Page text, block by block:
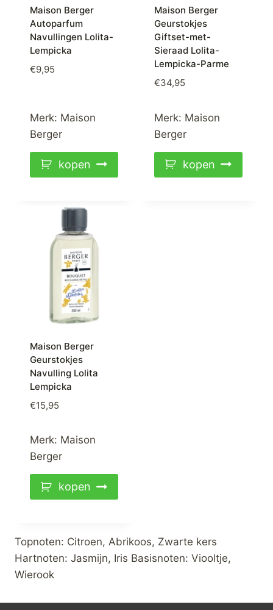
Maison Berger
Autoparfum
Navullingen Lolita-
Lempicka
€9,95
Merk: Maison
Berger
kopen
Maison Berger
Geurstokjes
Giftset-met-
Sieraad Lolita-
Lempicka-Parme
€34,95
Merk: Maison
Berger
kopen
Maison Berger
Geurstokjes
Navulling Lolita
Lempicka
€15,95
Merk: Maison
Berger
kopen
Topnoten: Citroen, Abrikoos, Zwarte kers
Hartnoten: Jasmijn, Iris Basisnoten: Viooltje,
Wierook